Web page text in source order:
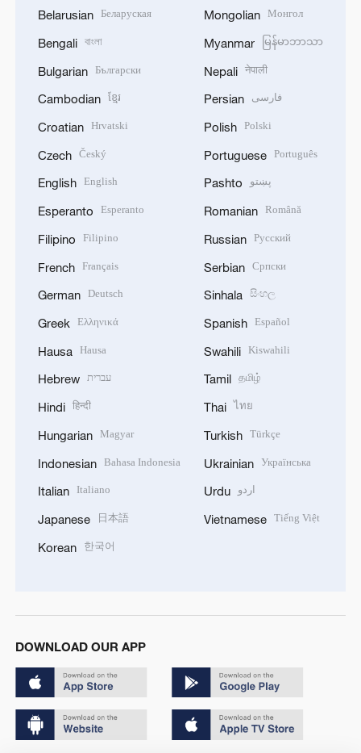
Belarusian Беларуская
Bengali বাংলা
Bulgarian Български
Cambodian ខ្មែរ
Croatian Hrvatski
Czech Český
English English
Esperanto Esperanto
Filipino Filipino
French Français
German Deutsch
Greek Ελληνικά
Hausa Hausa
Hebrew עברית
Hindi हिन्दी
Hungarian Magyar
Indonesian Bahasa Indonesia
Italian Italiano
Japanese 日本語
Korean 한국어
Mongolian Монгол
Myanmar မြန်မာဘာသာ
Nepali नेपाली
Persian فارسی
Polish Polski
Portuguese Português
Pashto پښتو
Romanian Română
Russian Русский
Serbian Српски
Sinhala සිංහල
Spanish Español
Swahili Kiswahili
Tamil தமிழ்
Thai ไทย
Turkish Türkçe
Ukrainian Українська
Urdu اردو
Vietnamese Tiếng Việt
DOWNLOAD OUR APP